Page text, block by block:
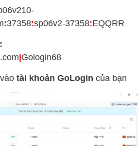
:37358:sp06v2-37358:EQQRR
Gologin68
tài khoản GoLogin của bạn